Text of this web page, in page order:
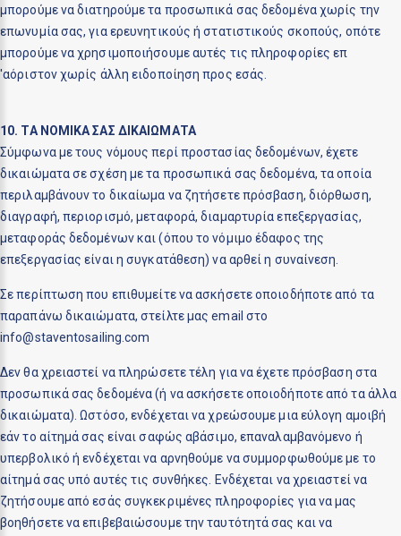
μπορούμε να διατηρούμε τα προσωπικά σας δεδομένα χωρίς την
επωνυμία σας, για ερευνητικούς ή στατιστικούς σκοπούς, οπότε
μπορούμε να χρησιμοποιήσουμε αυτές τις πληροφορίες επ
'αόριστον χωρίς άλλη ειδοποίηση προς εσάς.
10. ΤΑ ΝΟΜΙΚΑ ΣΑΣ ΔΙΚΑΙΩΜΑΤΑ
Σύμφωνα με τους νόμους περί προστασίας δεδομένων, έχετε
δικαιώματα σε σχέση με τα προσωπικά σας δεδομένα, τα οποία
περιλαμβάνουν το δικαίωμα να ζητήσετε πρόσβαση, διόρθωση,
διαγραφή, περιορισμό, μεταφορά, διαμαρτυρία επεξεργασίας,
μεταφοράς δεδομένων και (όπου το νόμιμο έδαφος της
επεξεργασίας είναι η συγκατάθεση) να αρθεί η συναίνεση.
Σε περίπτωση που επιθυμείτε να ασκήσετε οποιοδήποτε από τα
παραπάνω δικαιώματα, στείλτε μας email στο
@
Δεν θα χρειαστεί να πληρώσετε τέλη για να έχετε πρόσβαση στα
προσωπικά σας δεδομένα (ή να ασκήσετε οποιοδήποτε από τα άλλα
δικαιώματα). Ωστόσο, ενδέχεται να χρεώσουμε μια εύλογη αμοιβή
εάν το αίτημά σας είναι σαφώς αβάσιμο, επαναλαμβανόμενο ή
υπερβολικό ή ενδέχεται να αρνηθούμε να συμμορφωθούμε με το
αίτημά σας υπό αυτές τις συνθήκες. Ενδέχεται να χρειαστεί να
ζητήσουμε από εσάς συγκεκριμένες πληροφορίες για να μας
βοηθήσετε να επιβεβαιώσουμε την ταυτότητά σας και να